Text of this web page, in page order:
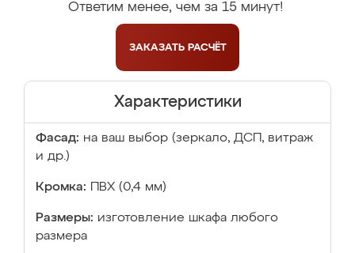
Ответим менее, чем за 15 минут!
ЗАКАЗАТЬ РАСЧЁТ
Характеристики
Фасад: на ваш выбор (зеркало, ДСП, витраж
и др.)
Кромка: ПВХ (0,4 мм)
Размеры: изготовление шкафа любого
размера